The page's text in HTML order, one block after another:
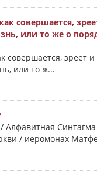
совершается,
или то же о
совершается, зреет
или то ж...
/ иеромонах